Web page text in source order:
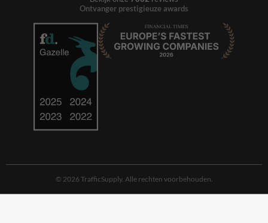
Ontvanger prestigieuze awards
© 2026 TrafficSupply. Alle rechten voorbehouden.